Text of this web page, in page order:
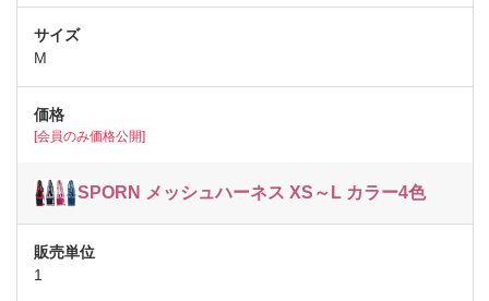
M
[会員のみ価格公開]
SPORN メッシュハーネス XS～L カラー4色
1